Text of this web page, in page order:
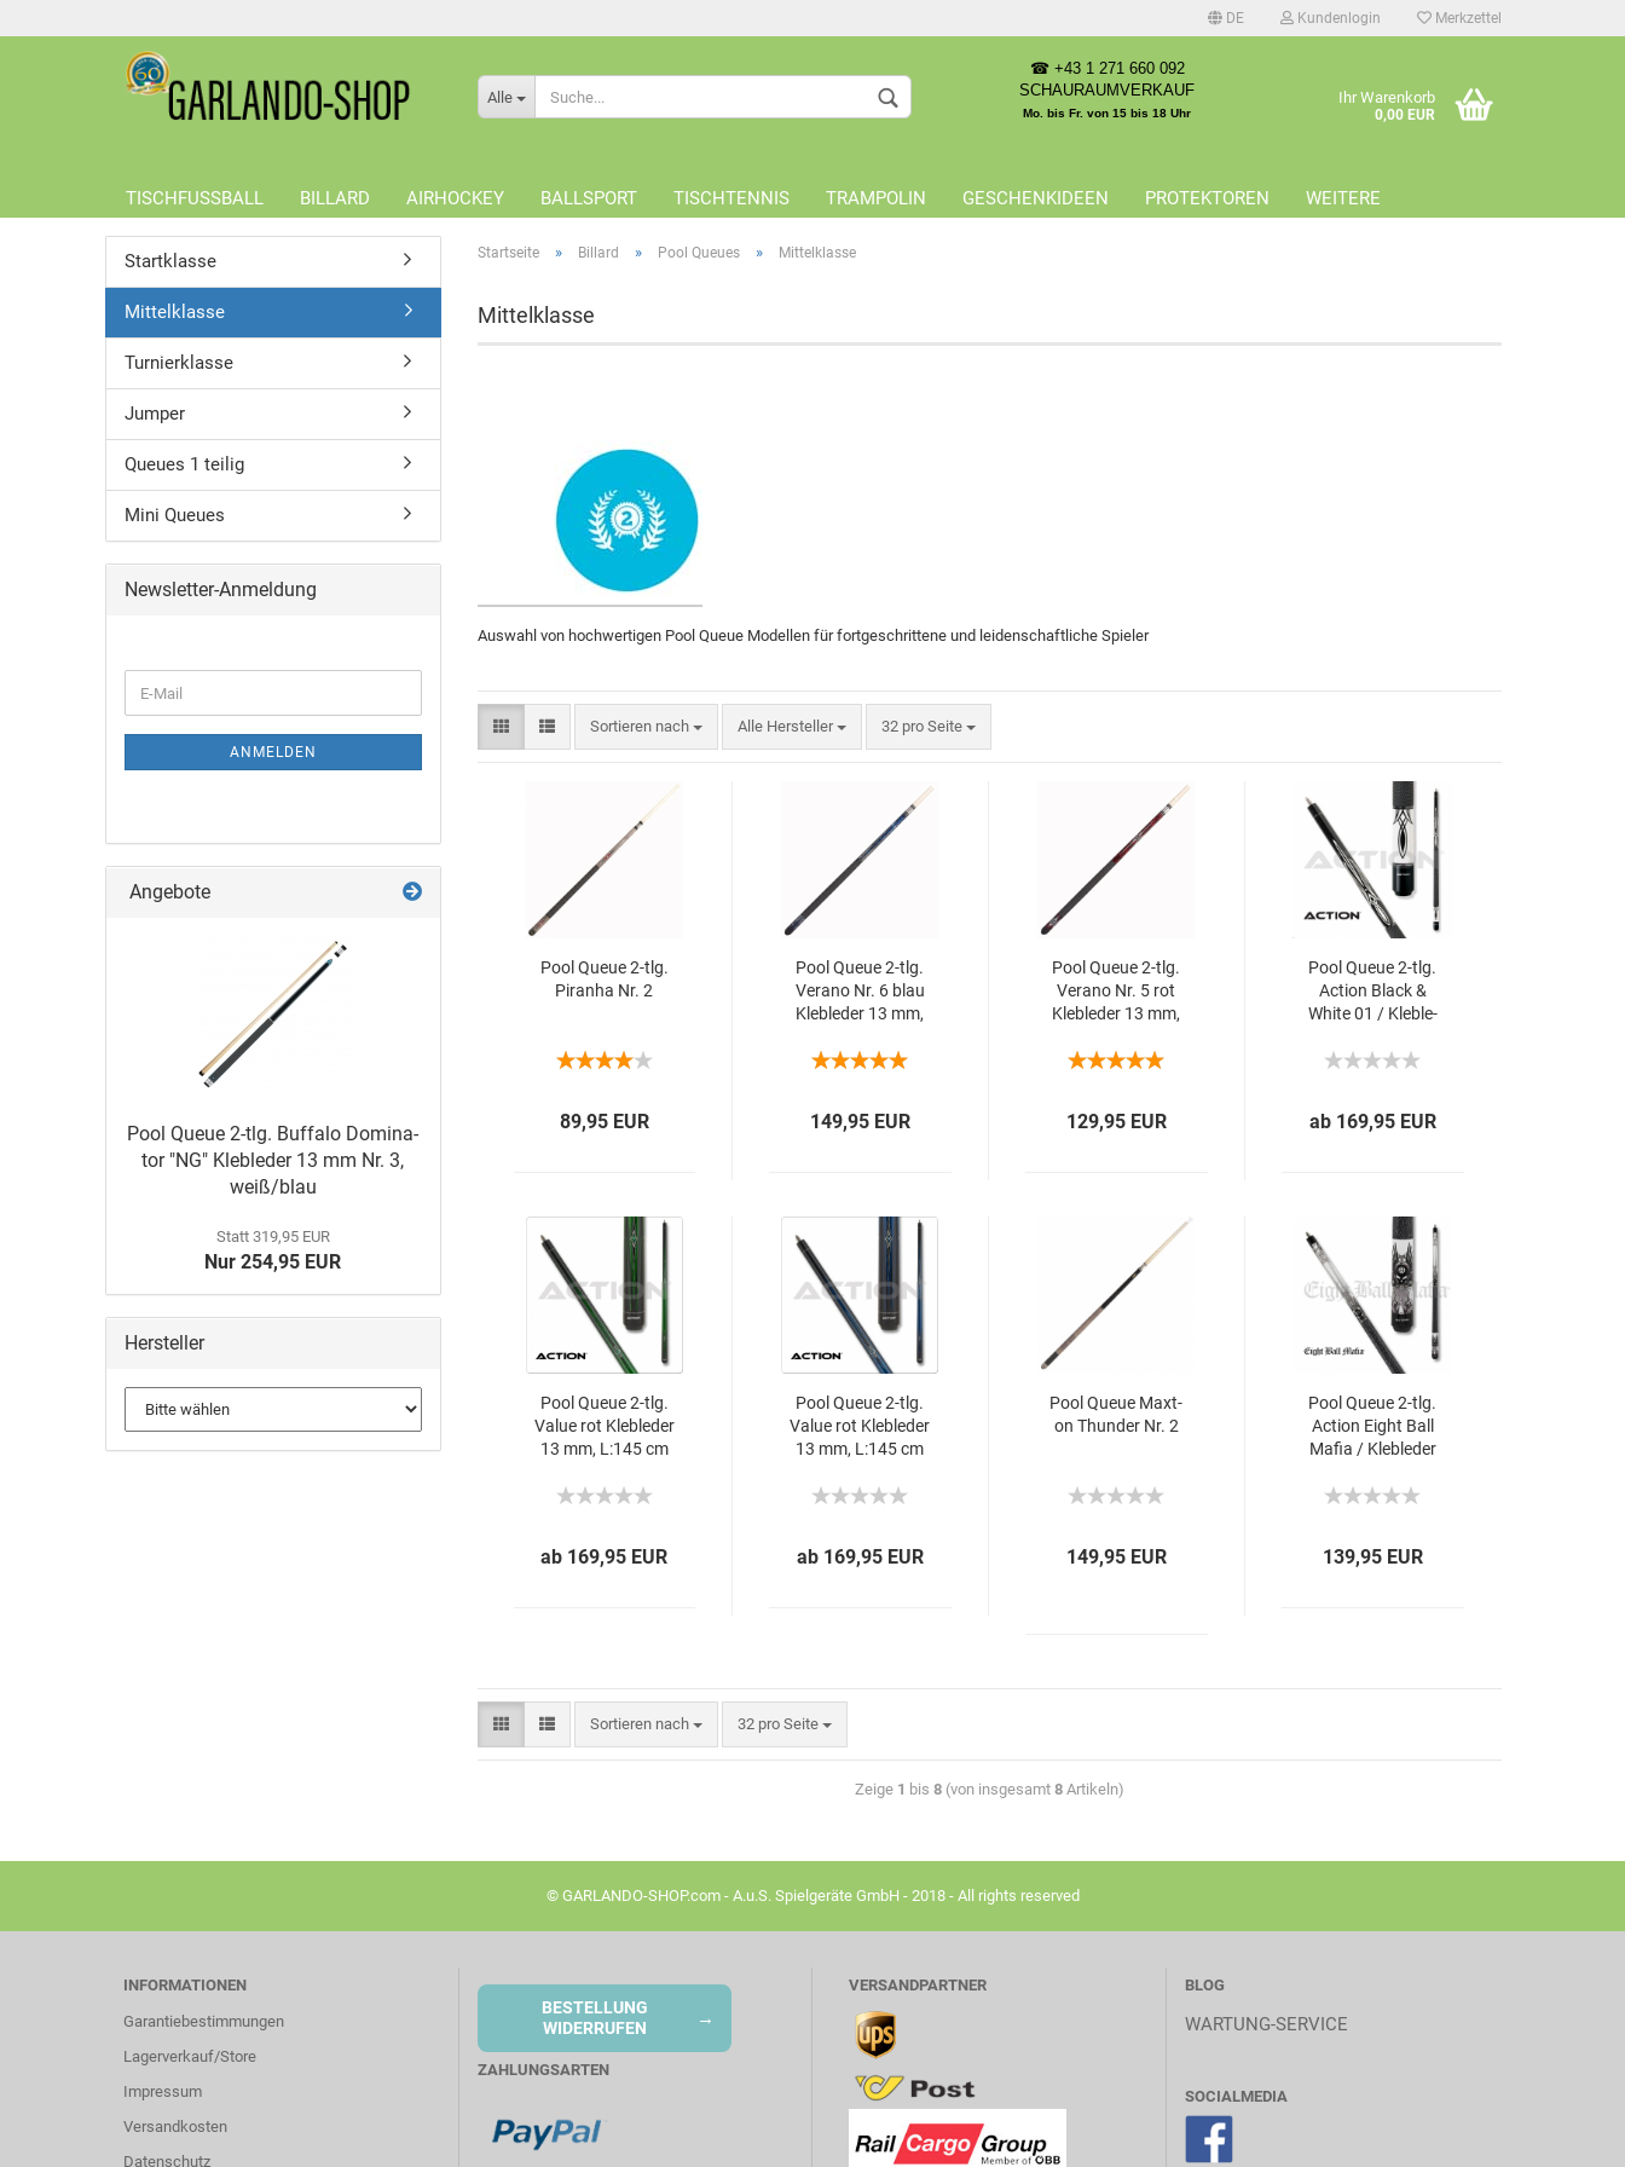
DE
Sprache auswählen
Kundenlogin
Konto erstellen
Merkzettel
Alle
☎ +43 1 271 660 092
SCHAURAUMVERKAUF
Mo. bis Fr. von 15 bis 18 Uhr
Ihr Warenkorb
0,00 EUR
TISCHFUSSBALL BILLARD AIRHOCKEY BALLSPORT TISCHTENNIS TRAMPOLIN GESCHENKIDEEN PROTEKTOREN WEITERE
Startseite » Billard » Pool Queues » Mittelklasse
Mittelklasse
Auswahl von hochwertigen Pool Queue Modellen für fortgeschrittene und leidenschaftliche Spieler
Sortieren nach Alle Hersteller 32 pro Seite
Pool Queue 2-tlg.
Pi­ran­ha Nr. 2
89,95 EUR
Pool Queue 2-tlg.
Vera­no Nr. 6 blau
Kle­b­le­der 13 mm,
149,95 EUR
Pool Queue 2-tlg.
Vera­no Nr. 5 rot
Kle­b­le­der 13 mm,
129,95 EUR
Pool Queue 2-tlg.
Ac­tion Black &
White 01 / Kle­b­le­
cm
ab 169,95 EUR
Pool Queue 2-tlg.
Value rot Kle­b­le­der
13 mm, L:145 cm
ab 169,95 EUR
Pool Queue 2-tlg.
Value rot Kle­b­le­der
13 mm, L:145 cm
ab 169,95 EUR
Pool Queue Maxt­
on Thun­der Nr. 2
149,95 EUR
Pool Queue 2-tlg.
Ac­tion Eight Ball
Mafia / Kle­b­le­der
cm
139,95 EUR
Sortieren nach 32 pro Seite
Zeige 1 bis 8(von insgesamt 8Artikeln)
Startklasse
Mittelklasse
Turnierklasse
Jumper
Queues 1 teilig
Mini Queues
Newsletter-Anmeldung
ANMELDEN
Angebote
Pool Queue 2-tlg. Buf­fa­lo Do­mi­na­
tor "NG" Kle­b­le­der 13 mm Nr. 3,
weiß/blau
Statt 319,95 EUR
Nur 254,95 EUR
Hersteller
© GARLANDO-SHOP.com - A.u.S. Spielgeräte GmbH - 2018 - All rights reserved
INFORMATIONEN
Garantiebestimmungen
Lagerverkauf/Store
Impressum
Versandkosten
Datenschutz
BESTELLUNG
WIDERRUFEN
→
ZAHLUNGSARTEN
VERSANDPARTNER BLOG
WARTUNG-SERVICE
SOCIALMEDIA